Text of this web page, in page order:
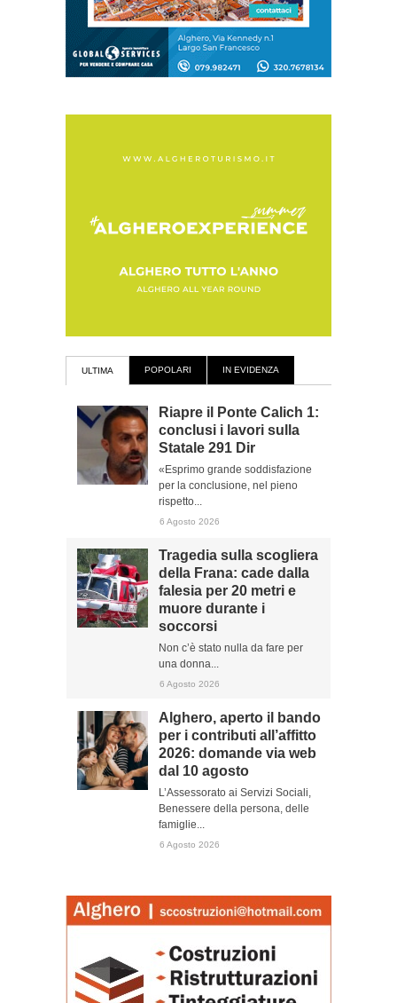
ULTIMA POPOLARI IN EVIDENZA
Riapre il Ponte Calich 1:
conclusi i lavori sulla
Statale 291 Dir
«Esprimo grande soddisfazione
per la conclusione, nel pieno
rispetto...
6 Agosto 2026
Tragedia sulla scogliera
della Frana: cade dalla
falesia per 20 metri e
muore durante i
soccorsi
Non c’è stato nulla da fare per
una donna...
6 Agosto 2026
Alghero, aperto il bando
per i contributi all’affitto
2026: domande via web
dal 10 agosto
L’Assessorato ai Servizi Sociali,
Benessere della persona, delle
famiglie...
6 Agosto 2026